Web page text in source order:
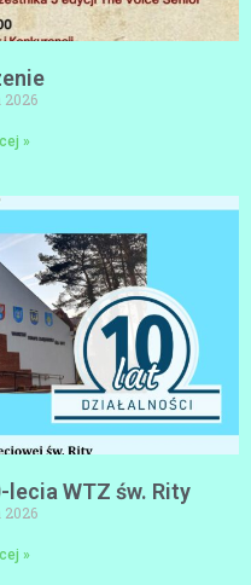
2026
»
WTZ św. Rity
2026
»